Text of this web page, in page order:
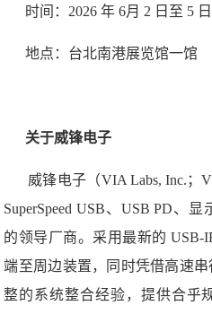
时间：2026 年 6月 2 日至 5 日
地点：台北南港展览馆一馆
关于威锋电子
威锋电子（VIA Labs, Inc.；
SuperSpeed USB、USB PD、
的领导厂商。采用最新的
端至周边装置，同时凭借高速
整的系统整合经验，提供合乎